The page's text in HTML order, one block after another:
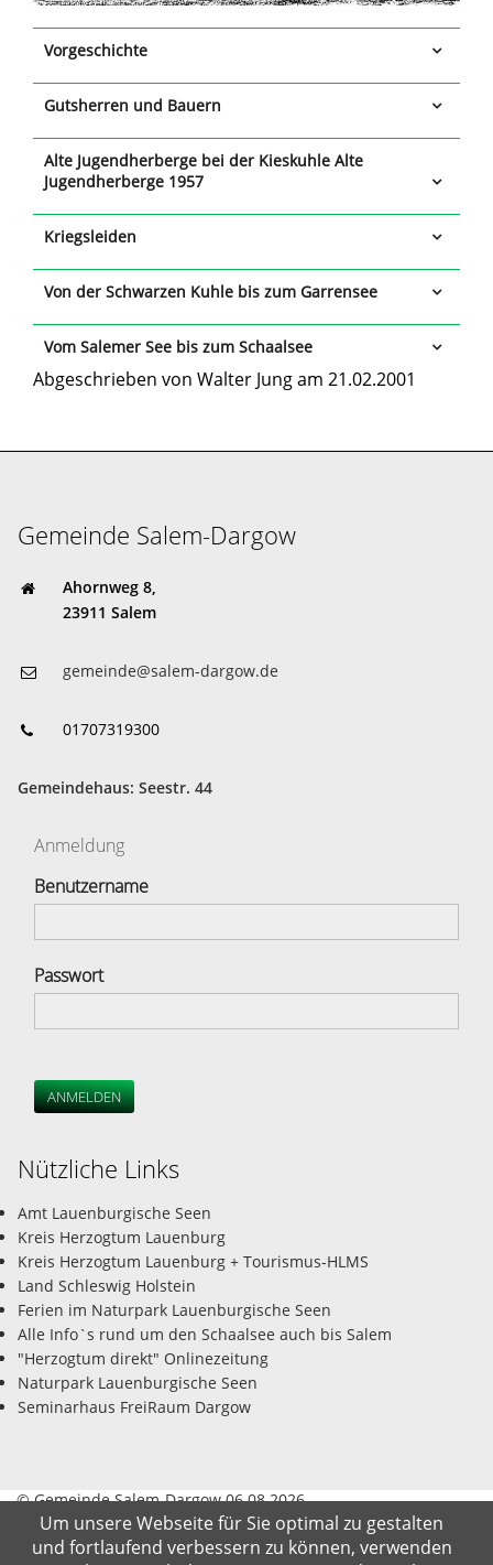
Vorgeschichte
Gutsherren und Bauern
Alte Jugendherberge bei der Kieskuhle Alte
Jugendherberge 1957
Kriegsleiden
Von der Schwarzen Kuhle bis zum Garrensee
Vom Salemer See bis zum Schaalsee
Abgeschrieben von Walter Jung am 21.02.2001
Gemeinde Salem-Dargow
Ahornweg 8,
23911 Salem
gemeinde@salem-dargow.de
01707319300
Gemeindehaus: Seestr. 44
Anmeldung
Benutzername
Passwort
ANMELDEN
Nützliche Links
Amt Lauenburgische Seen
Kreis Herzogtum Lauenburg
Kreis Herzogtum Lauenburg + Tourismus-HLMS
Land Schleswig Holstein
Ferien im Naturpark Lauenburgische Seen
Alle Info`s rund um den Schaalsee auch bis Salem
"Herzogtum direkt" Onlinezeitung
Naturpark Lauenburgische Seen
Seminarhaus FreiRaum Dargow
© Gemeinde Salem-Dargow 06.08.2026
Impressum Datenschutz Kontakt Suche
Um unsere Webseite für Sie optimal zu gestalten
und fortlaufend verbessern zu können, verwenden